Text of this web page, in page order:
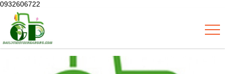
0932606722